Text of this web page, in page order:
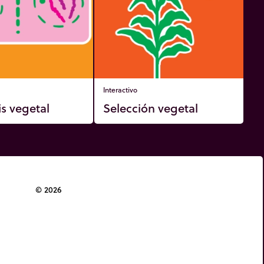
vegetal
Interactivo
Selección vegetal
© 2026